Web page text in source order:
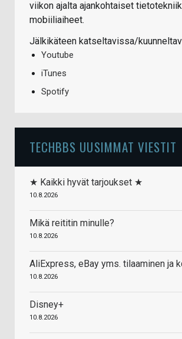
viikon ajalta ajankohtaiset
mobiiliaiheet.
Jälkikäteen katseltavissa/
Youtube
iTunes
Spotify
TECHBBS UUSIMMAT VIESTIT
★ Kaikki hyvät tarjoukset ★
10.8.2026
Mikä reititin minulle?
10.8.2026
AliExpress, eBay yms. tilaaminen ja
10.8.2026
Disney+
10.8.2026